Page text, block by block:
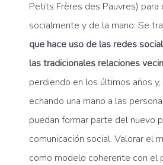
Petits Frères des Pauvres) para
socialmente y de la mano: Se
que hace uso de las redes
las tradicionales relaciones
perdiendo en los últimos años
echando una mano a las
puedan formar parte del nuevo
comunicación social. Valorar el
como modelo coherente con el